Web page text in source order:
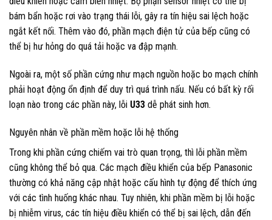
bám bẩn hoặc rơi vào trạng thái lỗi, gây ra tín hiệu sai lệch hoặc
ngắt kết nối. Thêm vào đó, phần mạch điện tử của bếp cũng có
thể bị hư hỏng do quá tải hoặc va đập mạnh.
Ngoài ra, một số phần cứng như mạch nguồn hoặc bo mạch chính
phải hoạt động ổn định để duy trì quá trình nấu. Nếu có bất kỳ rối
loạn nào trong các phần này, lỗi U33 dễ phát sinh hơn.
Nguyên nhân về phần mềm hoặc lỗi hệ thống
Trong khi phần cứng chiếm vai trò quan trọng, thì lỗi phần mềm
cũng không thể bỏ qua. Các mạch điều khiển của bếp Panasonic
thường có khả năng cập nhật hoặc cấu hình tự động để thích ứng
với các tình huống khác nhau. Tuy nhiên, khi phần mềm bị lỗi hoặc
bị nhiễm virus, các tín hiệu điều khiển có thể bị sai lệch, dẫn đến